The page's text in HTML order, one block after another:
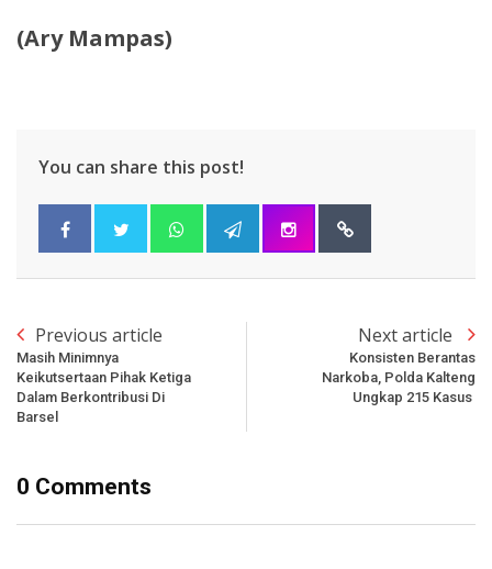
(Ary Mampas)
You can share this post!
Previous article
Masih Minimnya
Keikutsertaan Pihak Ketiga
Dalam Berkontribusi Di
Barsel
Next article
Konsisten Berantas
Narkoba, Polda Kalteng
Ungkap 215 Kasus
0 Comments